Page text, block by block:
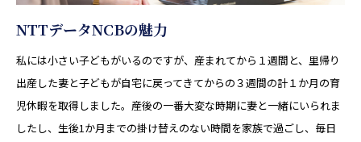
NTTデータNCBの魅力
私には小さい子どもがいるのですが、産まれてから１週間と、里帰り
出産した妻と子どもが自宅に戻ってきてからの３週間の計１か月の育
児休暇を取得しました。産後の一番大変な時期に妻と一緒にいられま
したし、生後1か月までの掛け替えのない時間を家族で過ごし、毎日